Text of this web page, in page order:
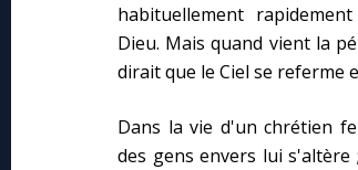
habituellement
Dieu. Mais quand vient la
dirait que le Ciel se referme
Dans la vie d'un chrétien
des gens envers lui